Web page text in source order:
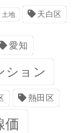
土地 天白区
愛知
ション
熱田区
価